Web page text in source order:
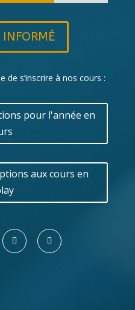
de s’inscrire à nos cours :
pour l'année en
aux cours en